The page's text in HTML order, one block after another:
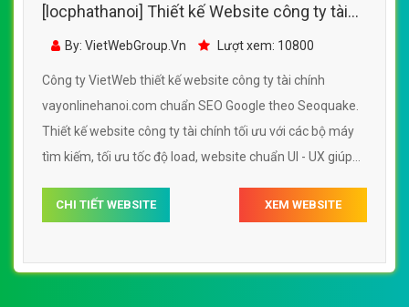
[locphathanoi] Thiết kế Website công ty tài
chính - vayonlinehanoi.com -
By: VietWebGroup.Vn Lượt xem: 10800
Công ty VietWeb thiết kế website công ty tài chính
vayonlinehanoi.com chuẩn SEO Google theo Seoquake.
Thiết kế website công ty tài chính tối ưu với các bộ máy
tìm kiếm, tối ưu tốc độ load, website chuẩn UI - UX giúp
chính vayonlinehanoi.com
CHI TIẾT WEBSITE XEM WEBSITE